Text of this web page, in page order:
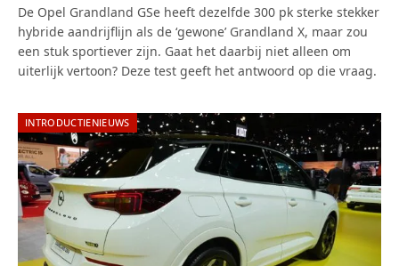
6.0
De Opel Grandland GSe heeft dezelfde 300 pk sterke stekker
hybride aandrijflijn als de ‘gewone’ Grandland X, maar zou
een stuk sportiever zijn. Gaat het daarbij niet alleen om
uiterlijk vertoon? Deze test geeft het antwoord op die vraag.
INTRODUCTIENIEUWS